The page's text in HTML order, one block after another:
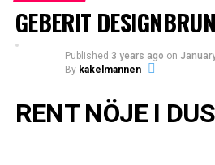
GEBERIT
Published 3 years ago on
By kakelmannen
RENT NÖJE I